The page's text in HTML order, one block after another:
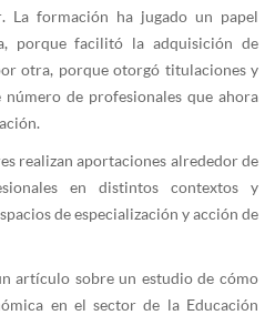
La formación ha jugado un papel
porque facilitó la adquisición de
otra, porque otorgó titulaciones y
de profesionales que ahora
realizan aportaciones alrededor de
en distintos contextos y
de especialización y acción de
artículo sobre un estudio de cómo
en el sector de la Educación